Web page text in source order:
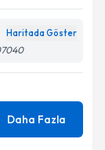
Haritada Göster
Daha Fazla